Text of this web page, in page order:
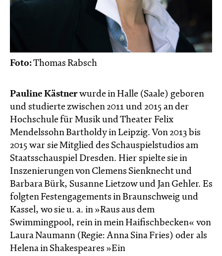
Foto:Thomas Rabsch
Pauline Kästnerwurde in Halle (Saale) geboren
und studierte zwischen 2011 und 2015 an der
Hochschule für Musik und Theater Felix
Mendelssohn Bartholdy in Leipzig. Von 2013 bis
2015 war sie Mitglied des Schauspielstudios am
Staatsschauspiel Dresden. Hier spielte sie in
Inszenierungen von Clemens Sienknecht und
Barbara Bürk, Susanne Lietzow und Jan Gehler. Es
folgten Festengagements in Braunschweig und
Kassel, wo sie u. a. in »Raus aus dem
Swimmingpool, rein in mein Haifischbecken« von
Laura Naumann (Regie: Anna Sina Fries) oder als
Helena in Shakespeares »Ein